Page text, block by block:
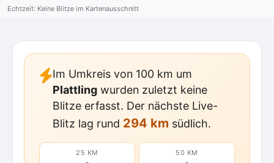
Echtzeit: Keine Blitze im Kartenausschnitt
Im Umkreis von 100 km um
Plattling wurden zuletzt keine
Blitze erfasst. Der nächste Live-
Blitz lag rund 294 km südlich.
25 KM 50 KM